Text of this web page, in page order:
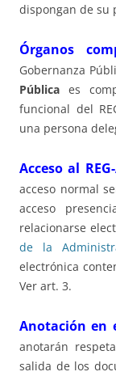
dispongan de su
Órganos
Gobernanza
Pública es
funcional del
una persona
Acceso al
acceso normal
acceso
relacionarse
de la
electrónica
Ver art. 3.
Anotación en
anotarán
salida de los